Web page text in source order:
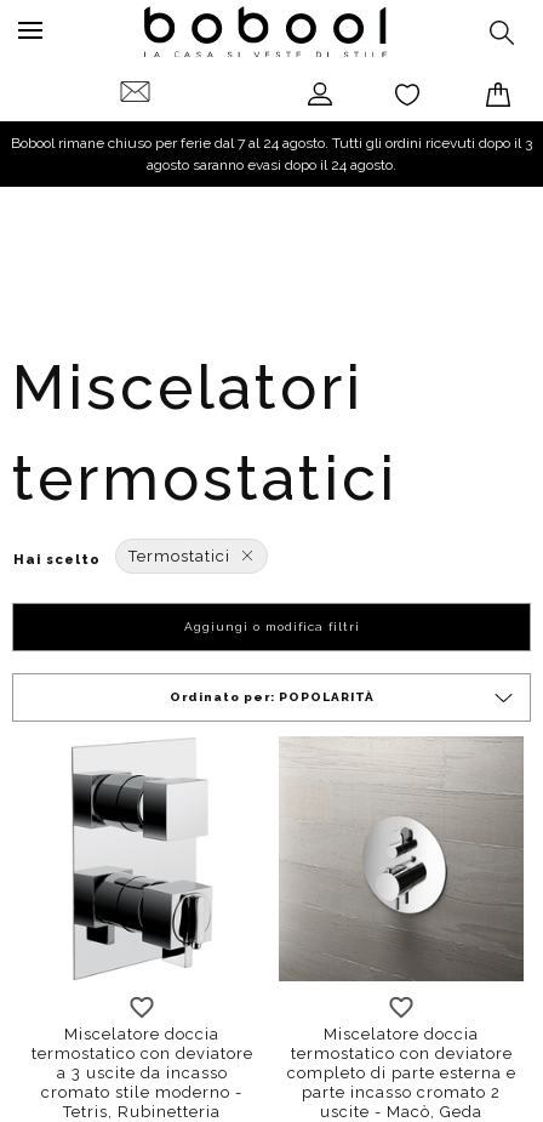
Bobool rimane chiuso per ferie dal 7 al 24 agosto. Tutti gli ordini ricevuti dopo il 3
agosto saranno evasi dopo il 24 agosto.
Miscelatori
termostatici
Hai scelto Termostatici
Aggiungi o modifica filtri
Ordinato per: POPOLARITÀ
Miscelatore doccia
termostatico con deviatore
a 3 uscite da incasso
cromato stile moderno -
Tetris, Rubinetteria
Miscelatore doccia
termostatico con deviatore
completo di parte esterna e
parte incasso cromato 2
uscite - Macò, Geda